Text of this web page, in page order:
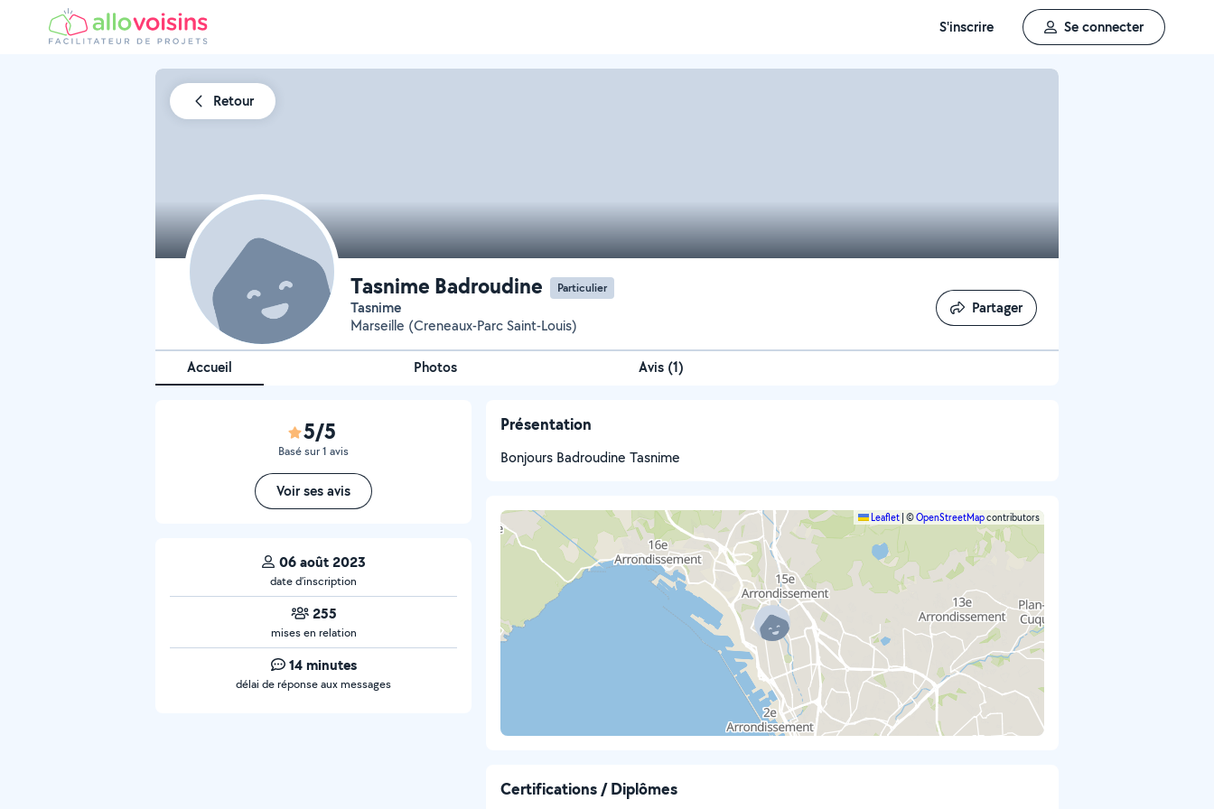
S'inscrire Se connecter
Retour
Tasnime Badroudine Particulier
Tasnime
Marseille (Creneaux-Parc Saint-Louis)
Partager
Partager
Accueil Photos Avis (1)
5/5
Basé sur 1 avis
Voir ses avis
06 août 2023
date d’inscription
255
mises en relation
14 minutes
délai de réponse aux messages
Présentation
Bonjours Badroudine Tasnime
Leaflet ©OpenStreetMapcontributors
Certifications / Diplômes